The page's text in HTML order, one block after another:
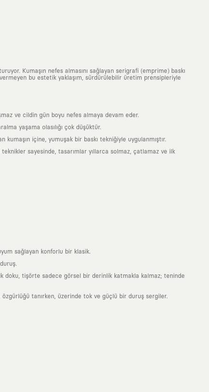
Kumaşın nefes almasını sağlayan serigrafi (emprime) baskı
bu estetik yaklaşım, sürdürülebilir üretim prensipleriyle
ve cildin gün boyu nefes almaya devam eder.
yaşama olasılığı çok düşüktür.
kumaşın içine, yumuşak bir baskı tekniğiyle uygulanmıştır.
sayesinde, tasarımlar yıllarca solmaz, çatlamaz ve ilk
sağlayan konforlu bir klasik.
doku, tişörte sadece görsel bir derinlik katmakla kalmaz; teninde
özgürlüğü tanırken, üzerinde tok ve güçlü bir duruş sergiler.